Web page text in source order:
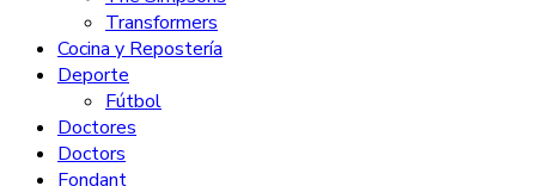
Transformers
Cocina y Repostería
Deporte
Fútbol
Doctores
Doctors
Fondant